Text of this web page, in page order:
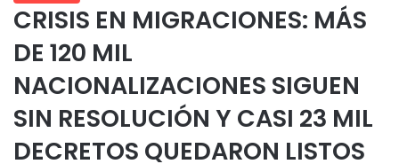
CRISIS EN MIGRACIONES: MÁS
DE 120 MIL
NACIONALIZACIONES SIGUEN
SIN RESOLUCIÓN Y CASI 23 MIL
DECRETOS QUEDARON LISTOS